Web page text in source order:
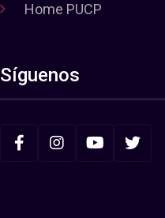
Home PUCP
Síguenos